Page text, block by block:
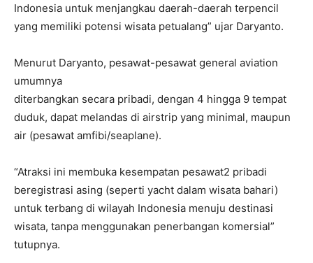
Indonesia untuk menjangkau daerah-daerah terpencil
yang memiliki potensi wisata petualang” ujar Daryanto.
Menurut Daryanto, pesawat-pesawat general aviation
umumnya
diterbangkan secara pribadi, dengan 4 hingga 9 tempat
duduk, dapat melandas di airstrip yang minimal, maupun
air (pesawat amfibi/seaplane).
“Atraksi ini membuka kesempatan pesawat2 pribadi
beregistrasi asing (seperti yacht dalam wisata bahari)
untuk terbang di wilayah Indonesia menuju destinasi
wisata, tanpa menggunakan penerbangan komersial”
tutupnya.